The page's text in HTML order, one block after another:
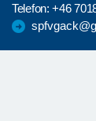
Telefon:+46